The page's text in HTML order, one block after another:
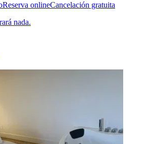
Reserva onlineCancelación gratuita
nada.